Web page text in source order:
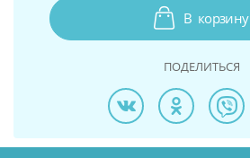
В корзину
ПОДЕЛИТЬСЯ